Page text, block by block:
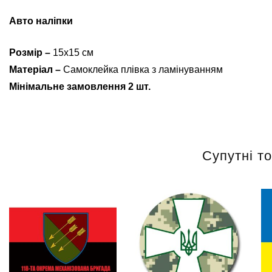
Авто наліпки
Розмір – 15х15 см
Матеріал – Самоклейка плівка з ламінуванням
Мінімальне замовлення 2 шт.
Супутні